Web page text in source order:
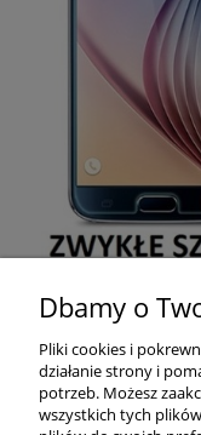
Dbamy o
Pliki cookies i
działanie strony i
potrzeb. Możesz
wszystkich tych